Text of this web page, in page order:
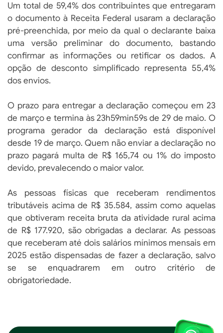
Um total de 59,4% dos contribuintes que entregaram
o documento à Receita Federal usaram a declaração
pré-preenchida, por meio da qual o declarante baixa
uma versão preliminar do documento, bastando
confirmar as informações ou retificar os dados. A
opção de desconto simplificado representa 55,4%
dos envios.
O prazo para entregar a declaração começou em 23
de março e termina às 23h59min59s de 29 de maio. O
programa gerador da declaração está disponível
desde 19 de março. Quem não enviar a declaração no
prazo pagará multa de R$ 165,74 ou 1% do imposto
devido, prevalecendo o maior valor.
As pessoas físicas que receberam rendimentos
tributáveis acima de R$ 35.584, assim como aquelas
que obtiveram receita bruta da atividade rural acima
de R$ 177.920, são obrigadas a declarar. As pessoas
que receberam até dois salários mínimos mensais em
2025 estão dispensadas de fazer a declaração, salvo
se se enquadrarem em outro critério de
obrigatoriedade.